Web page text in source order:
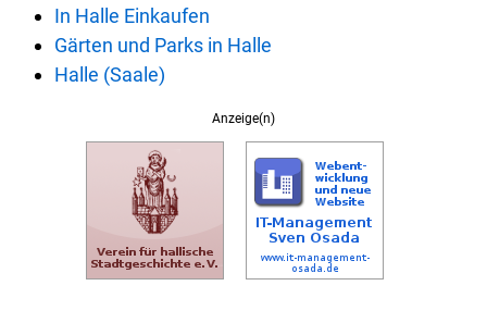
In Halle Einkaufen
Gärten und Parks in Halle
Halle (Saale)
Anzeige(n)